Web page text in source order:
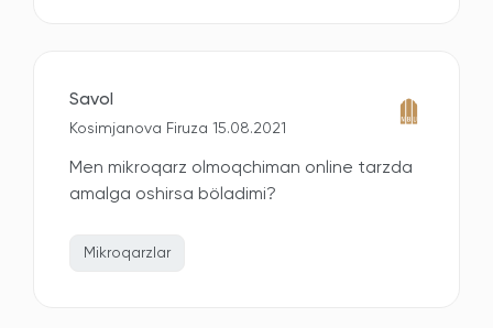
Savol
Kosimjanova Firuza 15.08.2021
Men mikroqarz olmoqchiman online tarzda
amalga oshirsa böladimi?
Mikroqarzlar